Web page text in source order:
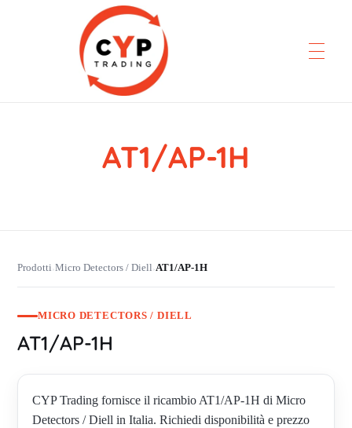
CYP Trading
AT1/AP-1H
Prodotti›Micro Detectors / Diell›AT1/AP-1H
MICRO DETECTORS / DIELL
AT1/AP-1H
CYP Trading fornisce il ricambio AT1/AP-1H di Micro
Detectors / Diell in Italia. Richiedi disponibilità e prezzo